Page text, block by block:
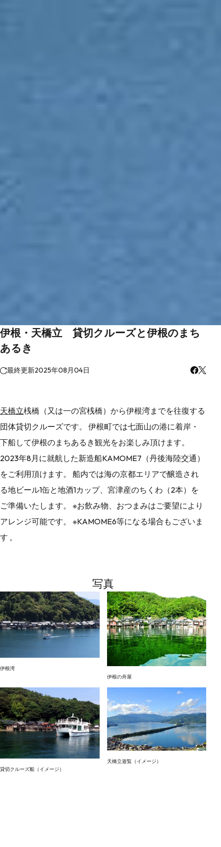
伊根・天橋立 貸切クルーズと伊根のまち
あるき
最終更新2025年08月04日
天橋立桟橋（又は一の宮桟橋）から伊根湾までを往復する
団体貸切クルーズです。 伊根町では七面山の港に着岸・
下船して伊根のまちあるき観光をお楽しみ頂けます。
2023年8月に就航した新造船KAMOME7（丹後海陸交通）
をご利用頂けます。 船内では海の京都エリアで醸造され
る地ビール1缶と地酒1カップ、宮津産のちくわ（2本）を
ご準備いたします。 ※お飲み物、おつまみはご要望により
アレンジ可能です。 ※KAMOME6等になる場合もございま
す 。
写真
伊根湾
伊根の舟屋
貸切クルーズ船（イメージ）
天橋立遊覧（イメージ）